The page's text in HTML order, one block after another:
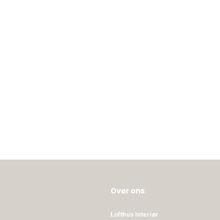
Over ons
Lofthus Interiør